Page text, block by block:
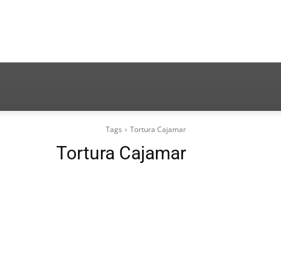
Tags Tortura Cajamar
Tortura Cajamar